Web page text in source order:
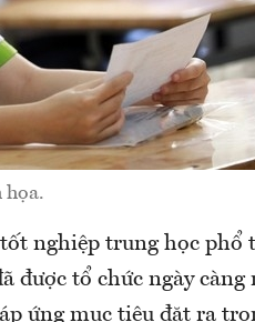
họa.
nghiệp trung học phổ
được tổ chức ngày càng
ứng mục tiêu đặt ra